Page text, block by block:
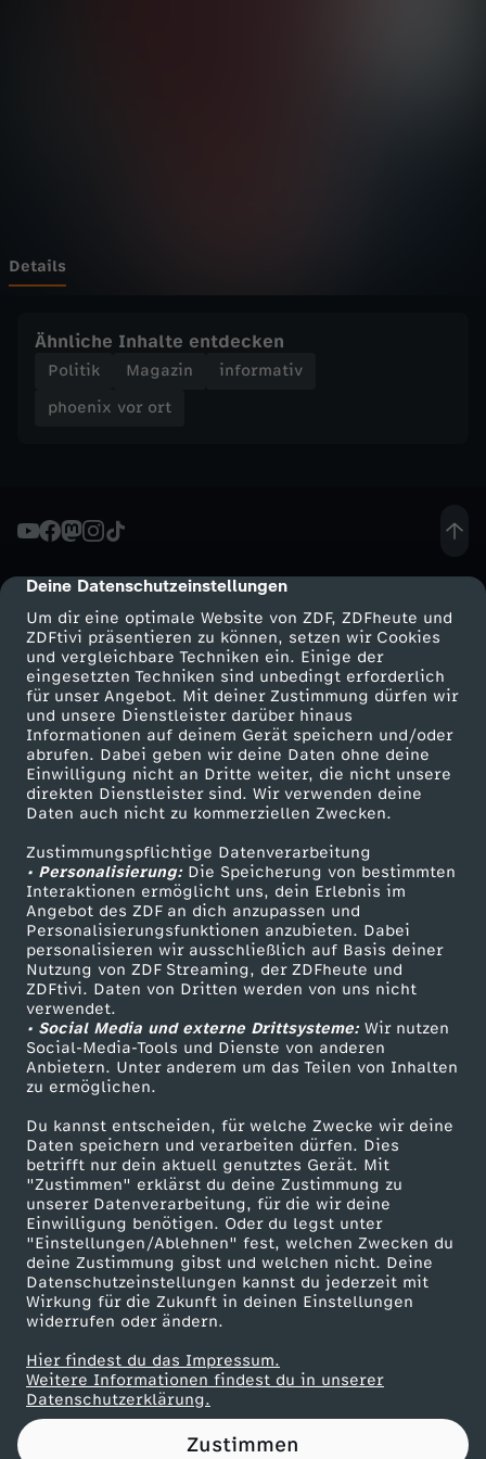
cmp-dialog-description
Deine Datenschutzeinstellungen
Um dir eine optimale Website von ZDF, ZDFheute und
ZDFtivi präsentieren zu können, setzen wir Cookies
und vergleichbare Techniken ein. Einige der
eingesetzten Techniken sind unbedingt erforderlich
für unser Angebot. Mit deiner Zustimmung dürfen wir
und unsere Dienstleister darüber hinaus
Informationen auf deinem Gerät speichern und/oder
abrufen. Dabei geben wir deine Daten ohne deine
Einwilligung nicht an Dritte weiter, die nicht unsere
direkten Dienstleister sind. Wir verwenden deine
Daten auch nicht zu kommerziellen Zwecken.
Zustimmungspflichtige Datenverarbeitung
• Personalisierung:Die Speicherung von bestimmten
Interaktionen ermöglicht uns, dein Erlebnis im
Angebot des ZDF an dich anzupassen und
Personalisierungsfunktionen anzubieten. Dabei
personalisieren wir ausschließlich auf Basis deiner
Nutzung von ZDF Streaming, der ZDFheute und
ZDFtivi. Daten von Dritten werden von uns nicht
verwendet.
• Social Media und externe Drittsysteme:Wir nutzen
Social-Media-Tools und Dienste von anderen
Anbietern. Unter anderem um das Teilen von Inhalten
zu ermöglichen.
Du kannst entscheiden, für welche Zwecke wir deine
Daten speichern und verarbeiten dürfen. Dies
betrifft nur dein aktuell genutztes Gerät. Mit
"Zustimmen" erklärst du deine Zustimmung zu
unserer Datenverarbeitung, für die wir deine
Einwilligung benötigen. Oder du legst unter
"Einstellungen/Ablehnen" fest, welchen Zwecken du
deine Zustimmung gibst und welchen nicht. Deine
Datenschutzeinstellungen kannst du jederzeit mit
Wirkung für die Zukunft in deinen Einstellungen
widerrufen oder ändern.
Hier findest du das Impressum.
Weitere Informationen findest du in unserer
Datenschutzerklärung.
Zustimmen
t
P
f
.
M
a
r
k
u
s
R
u
d
o
l
f
z
u
r
W
Details
Ähnliche Inhalte entdecken
Politik Magazin
informativ
phoenix vor ort
Mehr ZDF
ZDF-Apps
Smart TV
ZDFtext
Livestreams
Sendungen A-Z
TV-Programm
Service
ZDFmitreden
Kontakt zum ZDF
Tickets
Zuschauerservice
Hilfe
ZDF Unternehmen
Karriere
ZDF goes Schule
Werbefernsehen
Mainzelmännchen
Partner